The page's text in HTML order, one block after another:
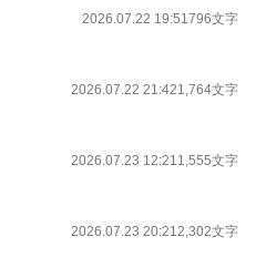
2026.07.22 19:51796文字
2026.07.22 21:421,764文字
2026.07.23 12:211,555文字
2026.07.23 20:212,302文字